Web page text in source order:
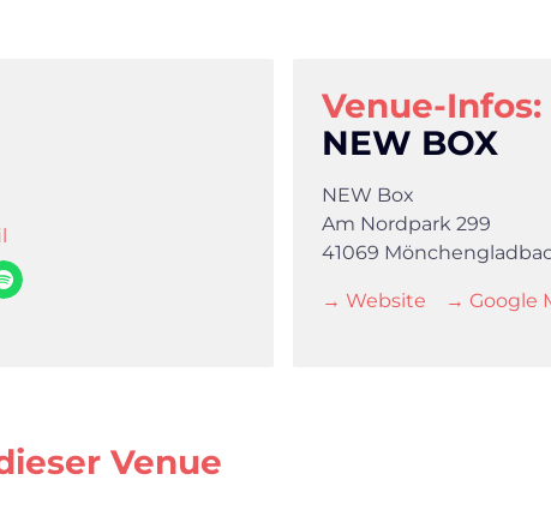
Venue-Infos:
NEW BOX
NEW Box
Am Nordpark 299
41069
→ Website → Google
Venue